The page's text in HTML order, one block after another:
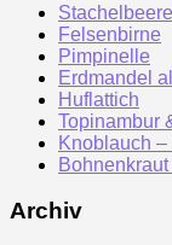
Felsenbirne
Pimpinelle
Erdmandel
Huflattich
Topinambur
Knoblauch
Archiv